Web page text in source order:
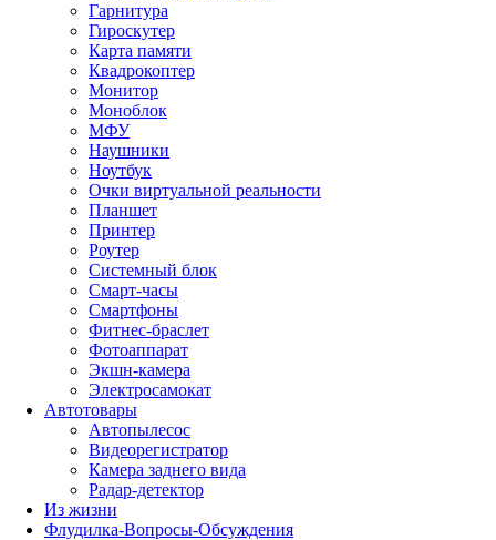
Гарнитура
Гироскутер
Карта памяти
Квадрокоптер
Монитор
Моноблок
МФУ
Наушники
Ноутбук
Очки виртуальной реальности
Планшет
Принтер
Роутер
Системный блок
Смарт-часы
Смартфоны
Фитнес-браслет
Фотоаппарат
Экшн-камера
Электросамокат
Автотовары
Автопылесос
Видеорегистратор
Камера заднего вида
Радар-детектор
Из жизни
Флудилка-Вопросы-Обсуждения